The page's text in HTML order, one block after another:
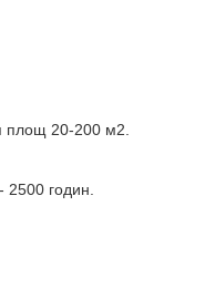
площ 20-200 м2.
2500 годин.